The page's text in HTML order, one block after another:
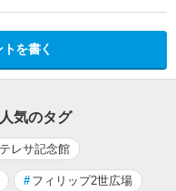
を書く
気のタグ
レサ記念館
# フィリップ2世広場